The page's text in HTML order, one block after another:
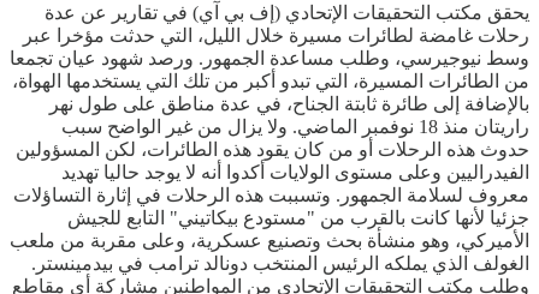
يحقق مكتب التحقيقات الإتحادي (إف بي آي) في تقارير عن عدة
رحلات غامضة لطائرات مسيرة خلال الليل، التي حدثت مؤخرا عبر
وسط نيوجيرسي، وطلب مساعدة الجمهور. ورصد شهود عيان تجمعا
من الطائرات المسيرة، التي تبدو أكبر من تلك التي يستخدمها الهواة،
بالإضافة إلى طائرة ثابتة الجناح، في عدة مناطق على طول نهر
راريتان منذ 18 نوفمبر الماضي. ولا يزال من غير الواضح سبب
حدوث هذه الرحلات أو من كان يقود هذه الطائرات، لكن المسؤولين
الفيدراليين وعلى مستوى الولايات أكدوا أنه لا يوجد حاليا تهديد
معروف لسلامة الجمهور. وتسببت هذه الرحلات في إثارة التساؤلات
جزئيا لأنها كانت بالقرب من "مستودع بيكاتيني" التابع للجيش
الأميركي، وهو منشأة بحث وتصنيع عسكرية، وعلى مقربة من ملعب
الغولف الذي يملكه الرئيس المنتخب دونالد ترامب في بيدمينستر.
وطلب مكتب التحقيقات الإتحادي من المواطنين مشاركة أي مقاطع